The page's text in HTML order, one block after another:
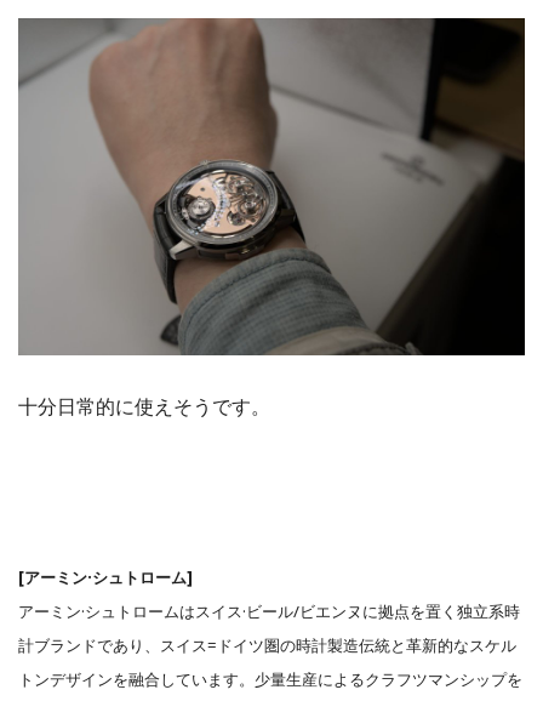
十分日常的に使えそうです。
[アーミン·シュトローム]
アーミン·シュトロームはスイス·ビール/ビエンヌに拠点を置く独立系時
計ブランドであり、スイス=ドイツ圏の時計製造伝統と革新的なスケル
トンデザインを融合しています。少量生産によるクラフツマンシップを